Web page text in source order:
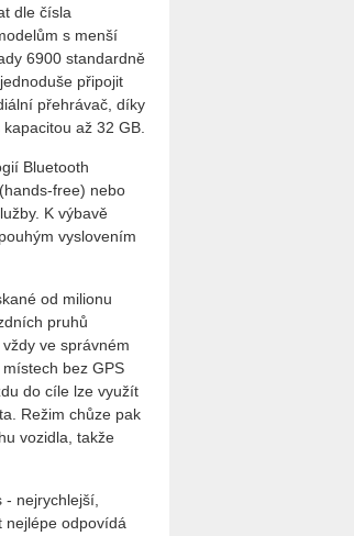
dle čísla
s menší
6900 standardně
připojit
přehrávač, díky
až 32 GB.
Bluetooth
free) nebo
K výbavě
vyslovením
od milionu
pruhů
ve správném
bez GPS
do cíle lze využít
Režim chůze pak
vozidla, takže
nejrychlejší,
nejlépe odpovídá